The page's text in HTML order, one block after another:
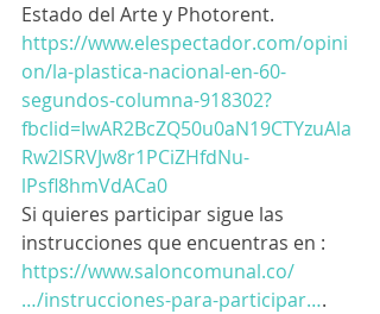
Estado del Arte y Photorent.
https://www.elespectador.com/opini
on/la-plastica-nacional-en-60-
segundos-columna-918302?
fbclid=IwAR2BcZQ50u0aN19CTYzuAla
Rw2lSRVJw8r1PCiZHfdNu-
lPsfl8hmVdACa0
Si quieres participar sigue las
instrucciones que encuentras en :
https://www.saloncomunal.co/
…/instrucciones-para-participar….